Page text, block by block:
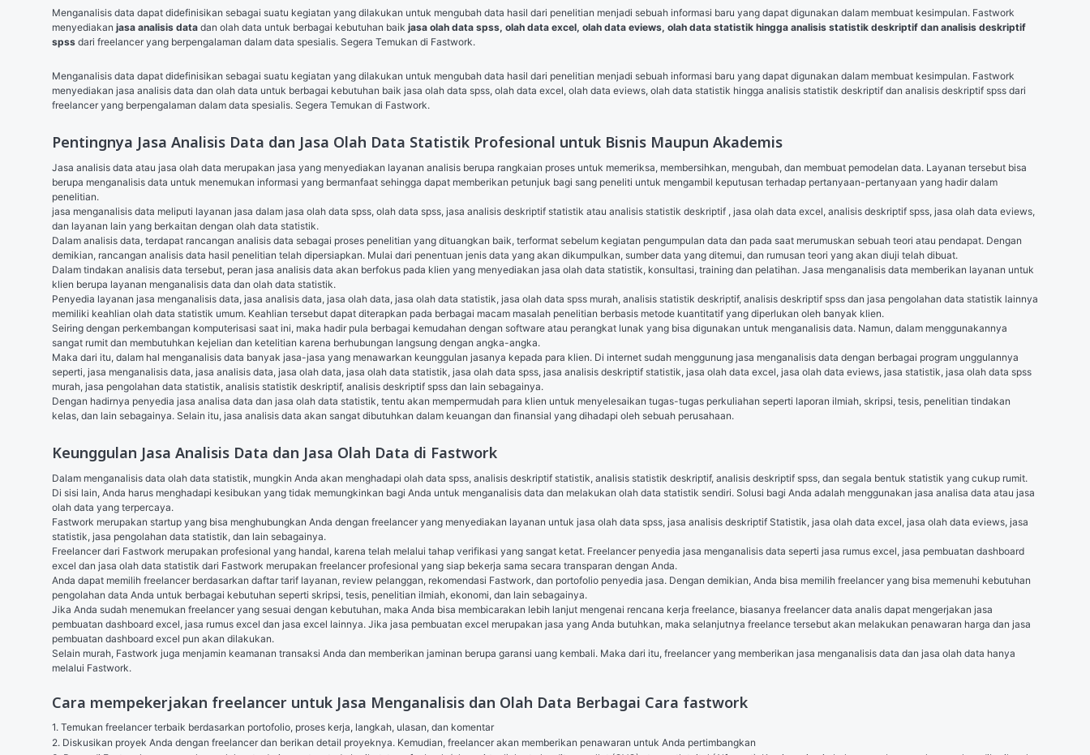
Menganalisis data dapat didefinisikan sebagai suatu kegiatan yang dilakukan untuk mengubah data hasil dari penelitian menjadi sebuah informasi baru yang dapat digunakan dalam membuat kesimpulan. Fastwork
menyediakan jasa analisis data dan olah data untuk berbagai kebutuhan baik jasa olah data spss, olah data excel, olah data eviews, olah data statistik hingga analisis statistik deskriptif dan analisis deskriptif
spss dari freelancer yang berpengalaman dalam data spesialis. Segera Temukan di Fastwork.
Menganalisis data dapat didefinisikan sebagai suatu kegiatan yang dilakukan untuk mengubah data hasil dari penelitian menjadi sebuah informasi baru yang dapat digunakan dalam membuat kesimpulan. Fastwork
menyediakan jasa analisis data dan olah data untuk berbagai kebutuhan baik jasa olah data spss, olah data excel, olah data eviews, olah data statistik hingga analisis statistik deskriptif dan analisis deskriptif spss dari
freelancer yang berpengalaman dalam data spesialis. Segera Temukan di Fastwork.
Pentingnya Jasa Analisis Data dan Jasa Olah Data Statistik Profesional untuk Bisnis Maupun Akademis
Jasa analisis data atau jasa olah data merupakan jasa yang menyediakan layanan analisis berupa rangkaian proses untuk memeriksa, membersihkan, mengubah, dan membuat pemodelan data. Layanan tersebut bisa
berupa menganalisis data untuk menemukan informasi yang bermanfaat sehingga dapat memberikan petunjuk bagi sang peneliti untuk mengambil keputusan terhadap pertanyaan-pertanyaan yang hadir dalam
penelitian.
jasa menganalisis data meliputi layanan jasa dalam jasa olah data spss, olah data spss, jasa analisis deskriptif statistik atau analisis statistik deskriptif , jasa olah data excel, analisis deskriptif spss, jasa olah data eviews,
dan layanan lain yang berkaitan dengan olah data statistik.
Dalam analisis data, terdapat rancangan analisis data sebagai proses penelitian yang dituangkan baik, terformat sebelum kegiatan pengumpulan data dan pada saat merumuskan sebuah teori atau pendapat. Dengan
demikian, rancangan analisis data hasil penelitian telah dipersiapkan. Mulai dari penentuan jenis data yang akan dikumpulkan, sumber data yang ditemui, dan rumusan teori yang akan diuji telah dibuat.
Dalam tindakan analisis data tersebut, peran jasa analisis data akan berfokus pada klien yang menyediakan jasa olah data statistik, konsultasi, training dan pelatihan. Jasa menganalisis data memberikan layanan untuk
klien berupa layanan menganalisis data dan olah data statistik.
Penyedia layanan jasa menganalisis data, jasa analisis data, jasa olah data, jasa olah data statistik, jasa olah data spss murah, analisis statistik deskriptif, analisis deskriptif spss dan jasa pengolahan data statistik lainnya
memiliki keahlian olah data statistik umum. Keahlian tersebut dapat diterapkan pada berbagai macam masalah penelitian berbasis metode kuantitatif yang diperlukan oleh banyak klien.
Seiring dengan perkembangan komputerisasi saat ini, maka hadir pula berbagai kemudahan dengan software atau perangkat lunak yang bisa digunakan untuk menganalisis data. Namun, dalam menggunakannya
sangat rumit dan membutuhkan kejelian dan ketelitian karena berhubungan langsung dengan angka-angka.
Maka dari itu, dalam hal menganalisis data banyak jasa-jasa yang menawarkan keunggulan jasanya kepada para klien. Di internet sudah menggunung jasa menganalisis data dengan berbagai program unggulannya
seperti, jasa menganalisis data, jasa analisis data, jasa olah data, jasa olah data statistik, jasa olah data spss, jasa analisis deskriptif statistik, jasa olah data excel, jasa olah data eviews, jasa statistik, jasa olah data spss
murah, jasa pengolahan data statistik, analisis statistik deskriptif, analisis deskriptif spss dan lain sebagainya.
Dengan hadirnya penyedia jasa analisa data dan jasa olah data statistik, tentu akan mempermudah para klien untuk menyelesaikan tugas-tugas perkuliahan seperti laporan ilmiah, skripsi, tesis, penelitian tindakan
kelas, dan lain sebagainya. Selain itu, jasa analisis data akan sangat dibutuhkan dalam keuangan dan finansial yang dihadapi oleh sebuah perusahaan.
Keunggulan Jasa Analisis Data dan Jasa Olah Data di Fastwork
Dalam menganalisis data olah data statistik, mungkin Anda akan menghadapi olah data spss, analisis deskriptif statistik, analisis statistik deskriptif, analisis deskriptif spss, dan segala bentuk statistik yang cukup rumit.
Di sisi lain, Anda harus menghadapi kesibukan yang tidak memungkinkan bagi Anda untuk menganalisis data dan melakukan olah data statistik sendiri. Solusi bagi Anda adalah menggunakan jasa analisa data atau jasa
olah data yang terpercaya.
Fastwork merupakan startup yang bisa menghubungkan Anda dengan freelancer yang menyediakan layanan untuk jasa olah data spss, jasa analisis deskriptif Statistik, jasa olah data excel, jasa olah data eviews, jasa
statistik, jasa pengolahan data statistik, dan lain sebagainya.
Freelancer dari Fastwork merupakan profesional yang handal, karena telah melalui tahap verifikasi yang sangat ketat. Freelancer penyedia jasa menganalisis data seperti jasa rumus excel, jasa pembuatan dashboard
excel dan jasa olah data statistik dari Fastwork merupakan freelancer profesional yang siap bekerja sama secara transparan dengan Anda.
Anda dapat memilih freelancer berdasarkan daftar tarif layanan, review pelanggan, rekomendasi Fastwork, dan portofolio penyedia jasa. Dengan demikian, Anda bisa memilih freelancer yang bisa memenuhi kebutuhan
pengolahan data Anda untuk berbagai kebutuhan seperti skripsi, tesis, penelitian ilmiah, ekonomi, dan lain sebagainya.
Jika Anda sudah menemukan freelancer yang sesuai dengan kebutuhan, maka Anda bisa membicarakan lebih lanjut mengenai rencana kerja freelance, biasanya freelancer data analis dapat mengerjakan jasa
pembuatan dashboard excel, jasa rumus excel dan jasa excel lainnya. Jika jasa pembuatan excel merupakan jasa yang Anda butuhkan, maka selanjutnya freelance tersebut akan melakukan penawaran harga dan jasa
pembuatan dashboard excel pun akan dilakukan.
Selain murah, Fastwork juga menjamin keamanan transaksi Anda dan memberikan jaminan berupa garansi uang kembali. Maka dari itu, freelancer yang memberikan jasa menganalisis data dan jasa olah data hanya
melalui Fastwork.
Cara mempekerjakan freelancer untuk Jasa Menganalisis dan Olah Data Berbagai Cara fastwork
1. Temukan freelancer terbaik berdasarkan portofolio, proses kerja, langkah, ulasan, dan komentar
2. Diskusikan proyek Anda dengan freelancer dan berikan detail proyeknya. Kemudian, freelancer akan memberikan penawaran untuk Anda pertimbangkan